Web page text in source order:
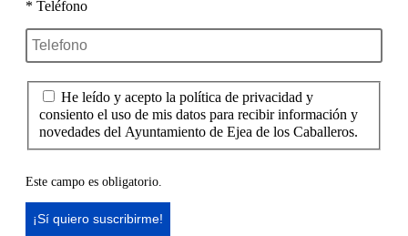
* Teléfono
He leído y acepto la política de privacidad y
consiento el uso de mis datos para recibir información y
novedades del Ayuntamiento de Ejea de los Caballeros.
Este campo es obligatorio.